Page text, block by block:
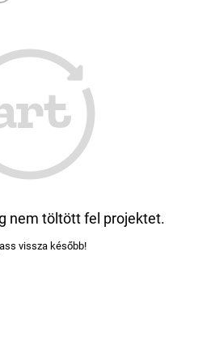
nem töltött fel projektet.
vissza később!